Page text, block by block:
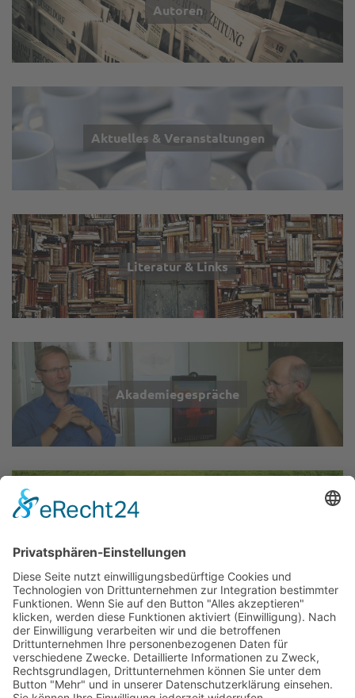
Autoren
Aktuelles & Veranstaltungen
Literatur & Links
Akademiegespräche